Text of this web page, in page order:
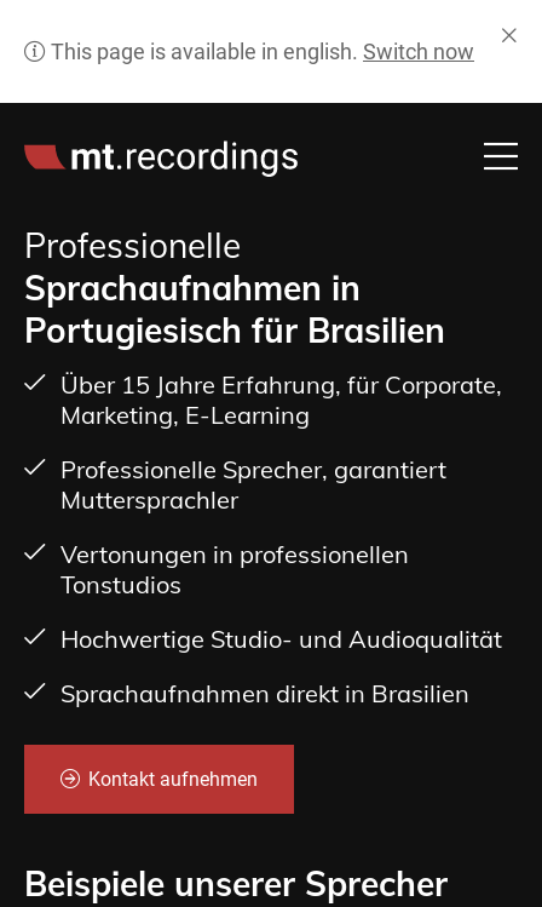
Professionelle
Sprachaufnahmen in
Portugiesisch für Brasilien
Über 15 Jahre Erfahrung, für Corporate,
Marketing, E-Learning
Professionelle Sprecher, garantiert
Muttersprachler
Vertonungen in professionellen
Tonstudios
Hochwertige Studio- und Audioqualität
Sprachaufnahmen direkt in Brasilien
Kontakt aufnehmen
Beispiele unserer Sprecher